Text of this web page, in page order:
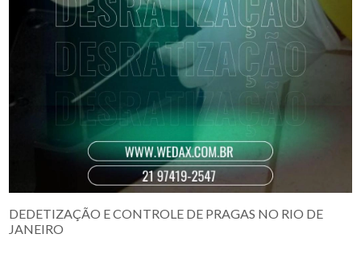
DEDETIZAÇÃO E CONTROLE DE PRAGAS NO RIO DE
JANEIRO